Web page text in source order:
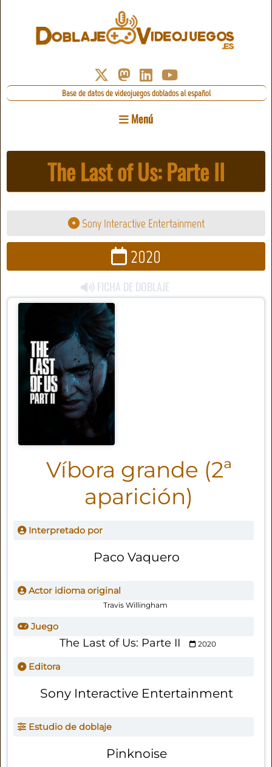
Base de datos de videojuegos doblados al español
Menú
The Last of Us: Parte II
Sony Interactive Entertainment
2020
FICHA DE DOBLAJE
Víbora grande (2ª
aparición)
Interpretado por
Paco Vaquero
Actor idioma original
Travis Willingham
Juego
The Last of Us: Parte II 2020
Editora
Sony Interactive Entertainment
Estudio de doblaje
Pinknoise